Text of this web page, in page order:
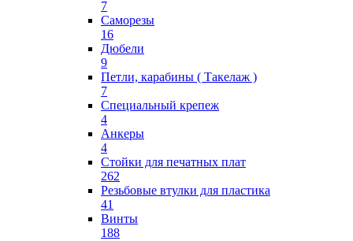
7
Саморезы
16
Дюбели
9
Петли, карабины ( Такелаж )
7
Специальный крепеж
4
Анкеры
4
Стойки для печатных плат
262
Резьбовые втулки для пластика
41
Винты
188